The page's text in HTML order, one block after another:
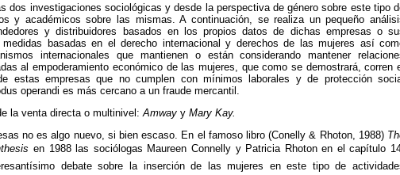
dos investigaciones sociológicas y desde la perspectiva de género sobre este tipo
y académicos sobre las mismas. A continuación, se realiza un pequeño
y distribuidores basados en los propios datos de dichas empresas o
basadas en el derecho internacional y derechos de las mujeres así
internacionales que mantienen o están considerando mantener
al empoderamiento económico de las mujeres, que como se demostrará, corren
estas empresas que no cumplen con mínimos laborales y de protección
operandi es más cercano a un fraude mercantil.
la venta directa o multinivel:Amway y Mary Kay.
no es algo nuevo, si bien escaso. En el famoso libro (Conelly & Rhoton, 1988)
en 1988 las sociólogas Maureen Connelly y Patricia Rhoton en el capítulo
debate sobre la inserción de las mujeres en este tipo de